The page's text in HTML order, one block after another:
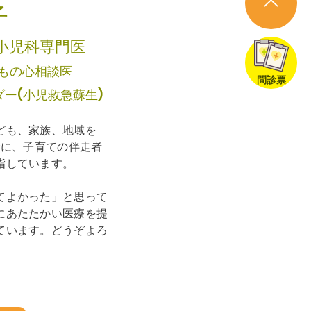
問診票
児科専門医
の心相談医
ー(小児救急蘇生)
も、家族、地域を
、子育ての伴走者
ています。
よかった」と思って
あたたかい医療を提
います。どうぞよろ